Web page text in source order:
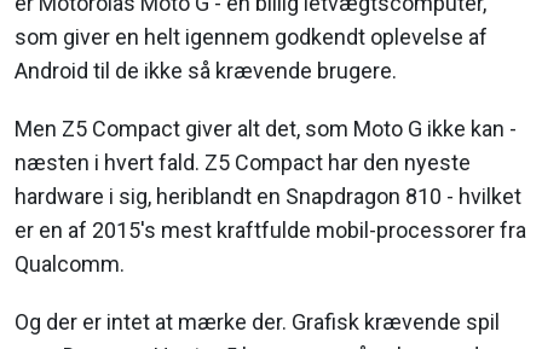
som giver en helt igennem godkendt oplevelse af
Android til de ikke så krævende brugere.
Men Z5 Compact giver alt det, som Moto G ikke kan -
næsten i hvert fald. Z5 Compact har den nyeste
hardware i sig, heriblandt en Snapdragon 810 - hvilket
er en af 2015's mest kraftfulde mobil-processorer fra
Qualcomm.
Og der er intet at mærke der. Grafisk krævende spil